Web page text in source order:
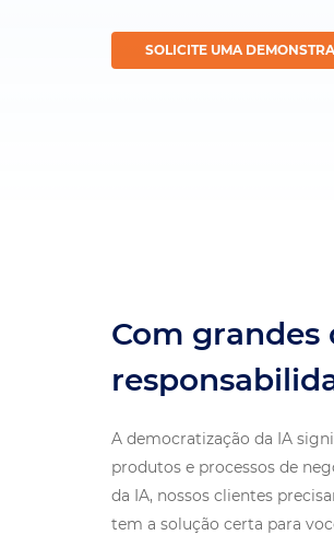
SOLICITE UMA
Com grandes
A democratização da IA
produtos e processos de
da IA, nossos clientes
tem a solução certa para